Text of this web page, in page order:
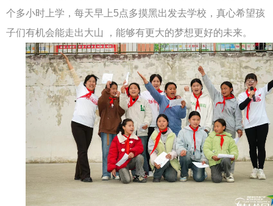
个多小时上学，每天早上5点多摸黑出发去学校，真心希望孩
子们有机会能走出大山 ，能够有更大的梦想更好的未来。